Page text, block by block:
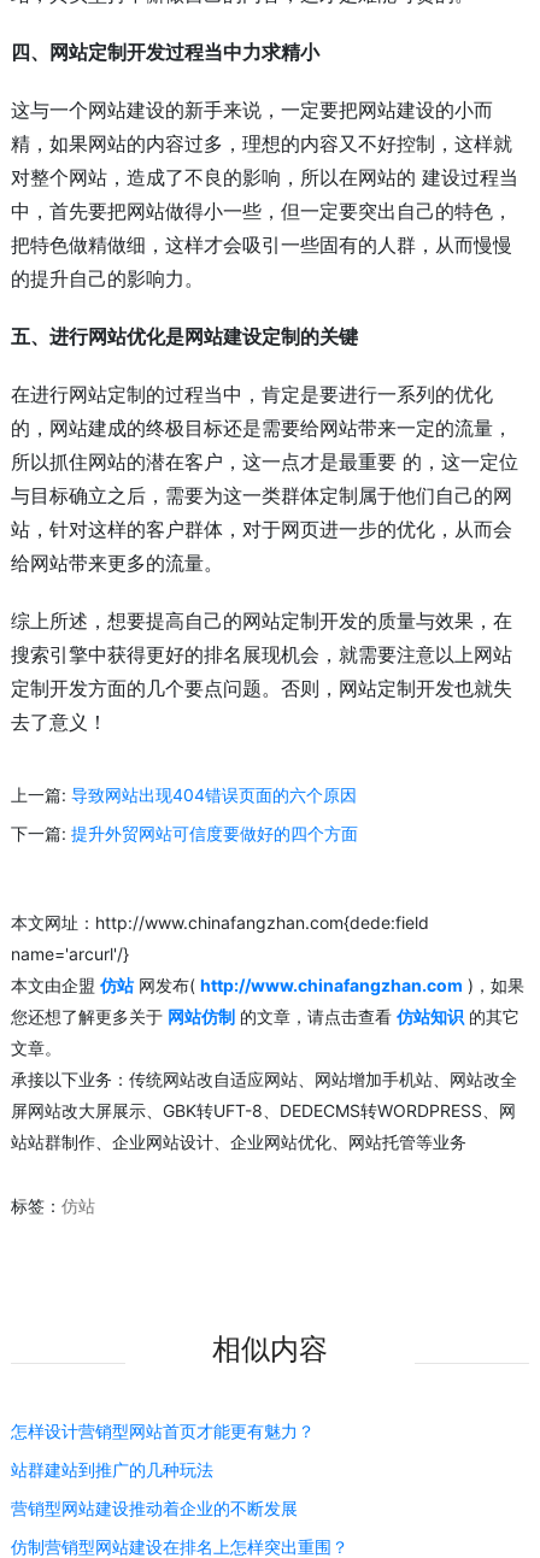
四、网站定制开发过程当中力求精小
这与一个网站建设的新手来说，一定要把网站建设的小而
精，如果网站的内容过多，理想的内容又不好控制，这样就
对整个网站，造成了不良的影响，所以在网站的 建设过程当
中，首先要把网站做得小一些，但一定要突出自己的特色，
把特色做精做细，这样才会吸引一些固有的人群，从而慢慢
的提升自己的影响力。
五、进行网站优化是网站建设定制的关键
在进行网站定制的过程当中，肯定是要进行一系列的优化
的，网站建成的终极目标还是需要给网站带来一定的流量，
所以抓住网站的潜在客户，这一点才是最重要 的，这一定位
与目标确立之后，需要为这一类群体定制属于他们自己的网
站，针对这样的客户群体，对于网页进一步的优化，从而会
给网站带来更多的流量。
综上所述，想要提高自己的网站定制开发的质量与效果，在
搜索引擎中获得更好的排名展现机会，就需要注意以上网站
定制开发方面的几个要点问题。否则，网站定制开发也就失
去了意义！
上一篇: 导致网站出现404错误页面的六个原因
下一篇: 提升外贸网站可信度要做好的四个方面
本文网址：http://www.chinafangzhan.com{dede:field
name='arcurl'/}
本文由企盟 仿站 网发布( http://www.chinafangzhan.com )，如果
您还想了解更多关于 网站仿制 的文章，请点击查看 仿站知识 的其它
文章。
承接以下业务：传统网站改自适应网站、网站增加手机站、网站改全
屏网站改大屏展示、GBK转UFT-8、DEDECMS转WORDPRESS、网
站站群制作、企业网站设计、企业网站优化、网站托管等业务
标签： 仿站
相似内容
怎样设计营销型网站首页才能更有魅力？
站群建站到推广的几种玩法
营销型网站建设推动着企业的不断发展
仿制营销型网站建设在排名上怎样突出重围？